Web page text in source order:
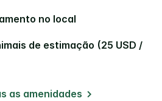
no local
as amenidades